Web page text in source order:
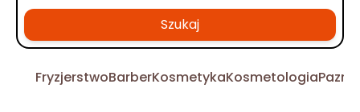
Szukaj
FryzjerstwoBarberKosmetykaKosmetologia